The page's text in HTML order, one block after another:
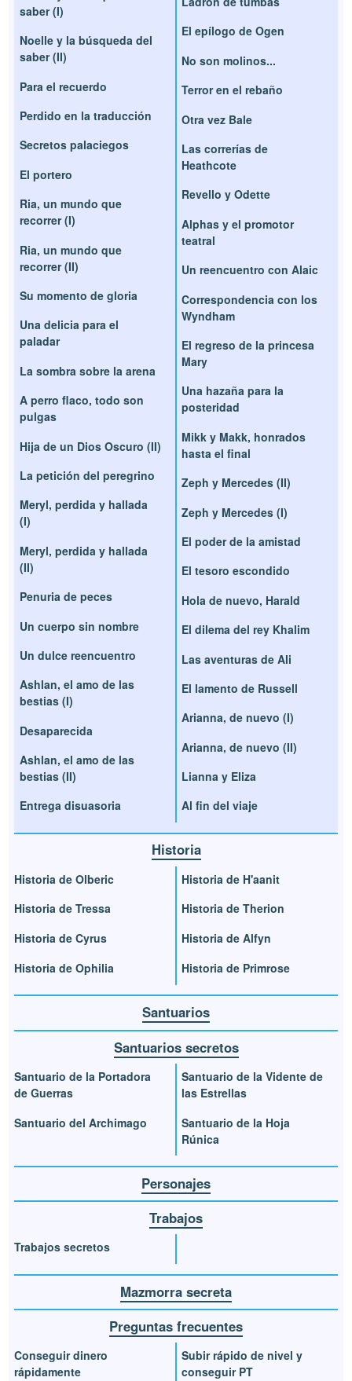
saber (I)
Noelle y la búsqueda del
saber (II)
Para el recuerdo
Perdido en la traducción
Secretos palaciegos
El portero
Ria, un mundo que
recorrer (I)
Ria, un mundo que
recorrer (II)
Su momento de gloria
Una delicia para el
paladar
La sombra sobre la arena
A perro flaco, todo son
pulgas
Hija de un Dios Oscuro (II)
La petición del peregrino
Meryl, perdida y hallada
(I)
Meryl, perdida y hallada
(II)
Penuria de peces
Un cuerpo sin nombre
Un dulce reencuentro
Ashlan, el amo de las
bestias (I)
Desaparecida
Ashlan, el amo de las
bestias (II)
Entrega disuasoria
El epílogo de Ogen
No son molinos...
Terror en el rebaño
Otra vez Bale
Las correrías de
Heathcote
Revello y Odette
Alphas y el promotor
teatral
Un reencuentro con Alaic
Correspondencia con los
Wyndham
El regreso de la princesa
Mary
Una hazaña para la
posteridad
Mikk y Makk, honrados
hasta el final
Zeph y Mercedes (II)
Zeph y Mercedes (I)
El poder de la amistad
El tesoro escondido
Hola de nuevo, Harald
El dilema del rey Khalim
Las aventuras de Ali
El lamento de Russell
Arianna, de nuevo (I)
Arianna, de nuevo (II)
Lianna y Eliza
Al fin del viaje
Historia
Historia de Olberic
Historia de Tressa
Historia de Cyrus
Historia de Ophilia
Historia de H'aanit
Historia de Therion
Historia de Alfyn
Historia de Primrose
Santuarios
Santuarios secretos
Santuario de la Portadora
de Guerras
Santuario del Archimago
Santuario de la Vidente de
las Estrellas
Santuario de la Hoja
Rúnica
Personajes
Trabajos
Trabajos secretos
Mazmorra secreta
Preguntas frecuentes
Conseguir dinero
rápidamente
Subir rápido de nivel y
conseguir PT